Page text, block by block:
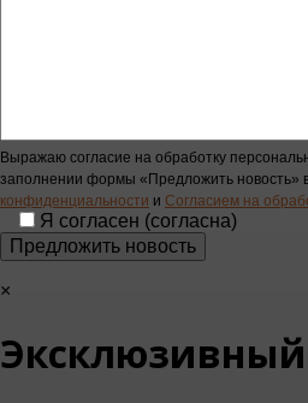
Выражаю согласие на обработку
заполнении формы «Предложить новость» в
конфиденциальности и Согласием на
Я согласен (согласна)
×